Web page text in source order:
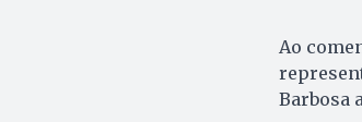
Ao
Barbosa